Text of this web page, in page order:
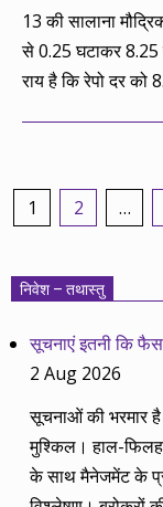
13 की सालाना
से 0.25 घटाकर 8.25
राय है कि रेपो दर
Posts
1 2 …
निवेश – तथास्तु
सूचनाएं इतनी कि
2 Aug 2026
सूचनाओं की भरमार
मुश्किल। हाल-
के साथ मैनेजमेंट के